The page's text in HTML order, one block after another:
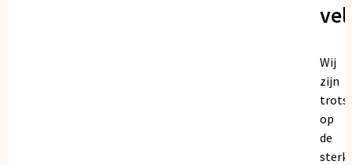
Wij
zijn
trots
op
de